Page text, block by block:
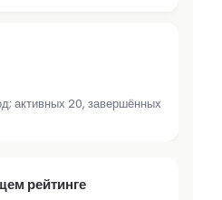
активных 20, завершённых
рейтинге